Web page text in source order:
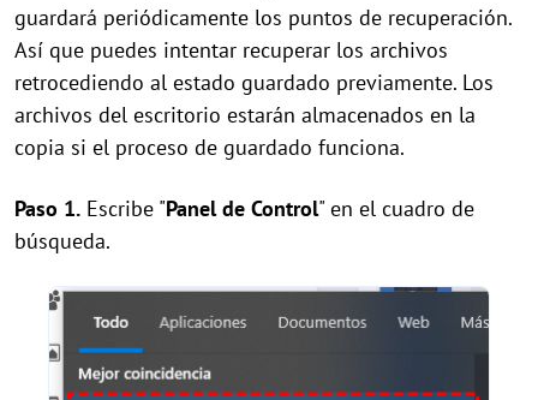
guardará periódicamente los puntos de recuperación.
Así que puedes intentar recuperar los archivos
retrocediendo al estado guardado previamente. Los
archivos del escritorio estarán almacenados en la
copia si el proceso de guardado funciona.
Paso 1. Escribe "Panel de Control" en el cuadro de
búsqueda.